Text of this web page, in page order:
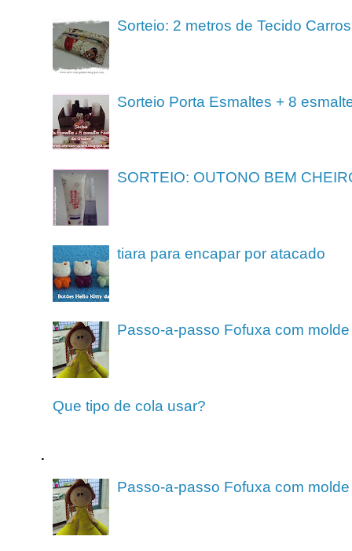
Sorteio: 2 metros de Tecido Carros
Sorteio Porta Esmaltes + 8
SORTEIO: OUTONO BEM
tiara para encapar por atacado
Passo-a-passo Fofuxa com molde
Que tipo de cola usar?
.
Passo-a-passo Fofuxa com molde